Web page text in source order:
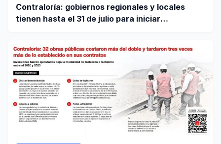
Contraloría: gobiernos regionales y locales
tienen hasta el 31 de julio para iniciar